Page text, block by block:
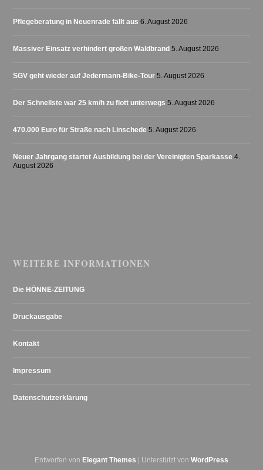
Pflegeberatung in Neuenrade fällt aus 6. August 2026
Massiver Einsatz verhindert großen Waldbrand 5. August 2026
SGV geht wieder auf Jedermann-Bike-Tour 5. August 2026
Der Schnellste war 25 km/h zu flott unterwegs 5. August 2026
470.000 Euro für Straße nach Linschede 5. August 2026
Neuer Jahrgang startet Ausbildung bei der Vereinigten Sparkasse 4.
August 2026
WEITERE INFORMATIONEN
Die HÖNNE-ZEITUNG
Druckausgabe
Kontakt
Impressum
Datenschutzerklärung
Entworfen von Elegant Themes | Unterstützt von WordPress